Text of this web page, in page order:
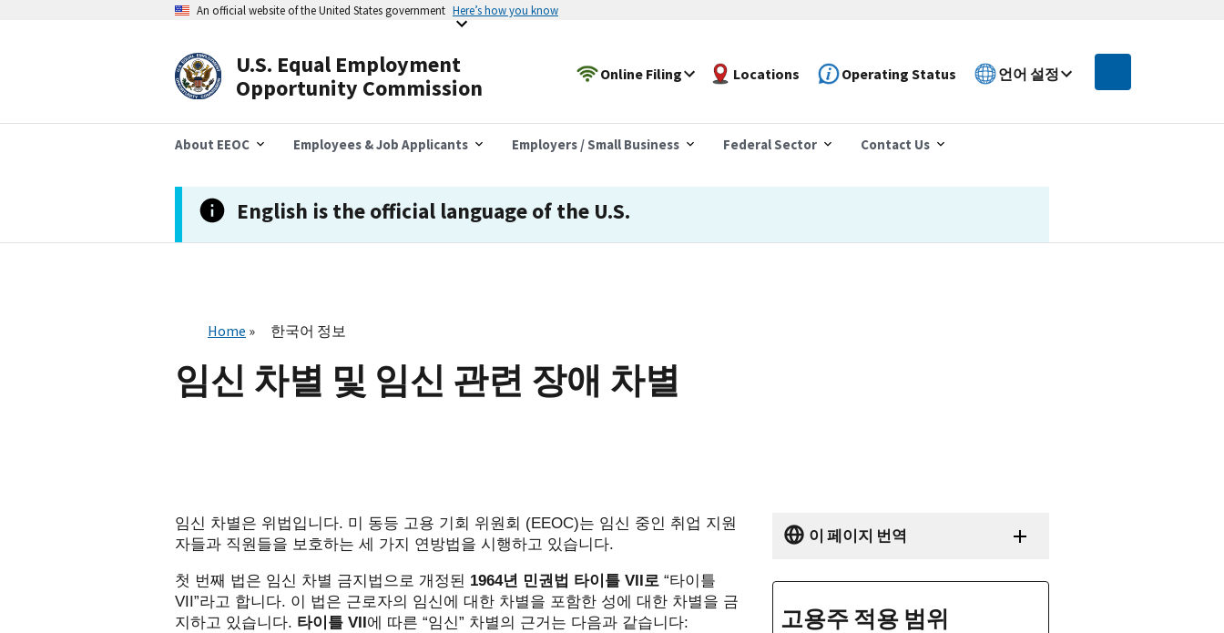
너
An official website of the United States government Here’s how you know
U.S. Equal Employment
Opportunity Commission
Online Filing Locations Operating Status 언어 설정
About EEOC Employees & Job Applicants Employers / Small Business Federal Sector Contact Us
English is the official language of the U.S.
Home 한국어 정보
임신 차별 및 임신 관련 장애 차별
임신 차별은 위법입니다. 미 동등 고용 기회 위원회 (EEOC)는 임신 중인 취업 지원
자들과 직원들을 보호하는 세 가지 연방법을 시행하고 있습니다.
첫 번째 법은 임신 차별 금지법으로 개정된 1964년 민권법 타이틀 VII로 “타이틀
VII”라고 합니다. 이 법은 근로자의 임신에 대한 차별을 포함한 성에 대한 차별을 금
지하고 있습니다. 타이틀 VII에 따른 “임신” 차별의 근거는 다음과 같습니다:
이 페이지 번역
고용주 적용 범위